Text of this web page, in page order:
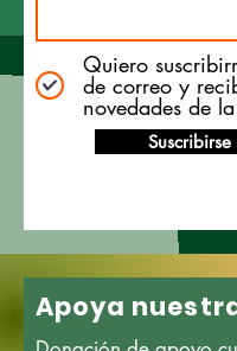
Quiero
de correo y
novedades de
Suscribirse
Apoya